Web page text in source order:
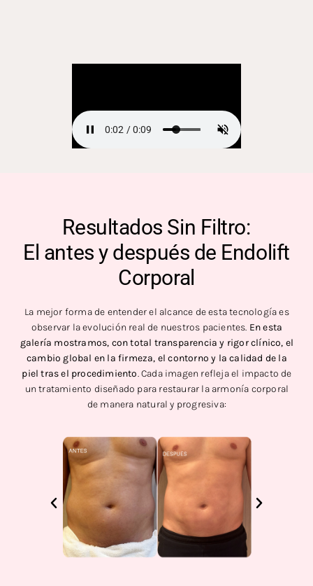
Resultados Sin Filtro:
El antes y después de Endolift
Corporal
La mejor forma de entender el alcance de esta tecnología es
observar la evolución real de nuestros pacientes. En esta
galería mostramos, con total transparencia y rigor clínico, el
cambio global en la firmeza, el contorno y la calidad de la
piel tras el procedimiento. Cada imagen refleja el impacto de
un tratamiento diseñado para restaurar la armonía corporal
de manera natural y progresiva: